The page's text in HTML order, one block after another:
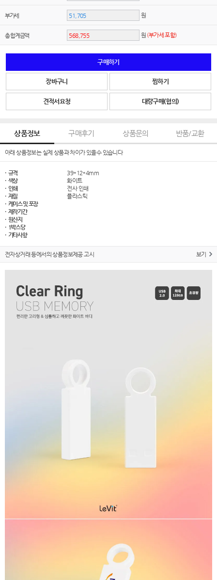
부가세 원
총 합계금액 원 (부가세 포함)
구매하기
장바구니 찜하기
견적서요청 대량구매(협의)
상품정보 구매후기 상품문의 반품/교환
아래 상품정보는 실제 상품과 차이가 있을수 있습니다
· 규격
39*12*4mm
· 색상
화이트
· 인쇄
전사 인쇄
· 재질
플라스틱
· 케이스 및 포장
· 제작기간
· 원산지
· 1박스당
· 기타사항
전자상거래 등에서의 상품정보제공 고시 보기